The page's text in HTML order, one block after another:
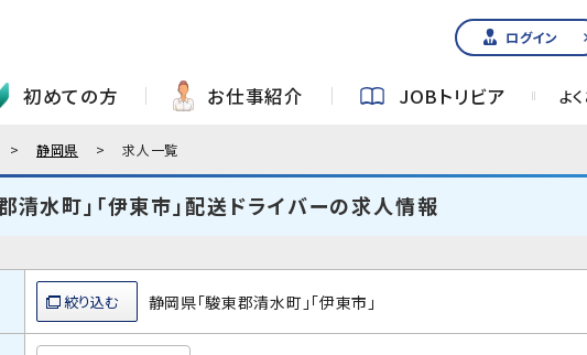
ログイン
初めての方 お仕事紹介 JOBトリビア よ
静岡県 求人一覧
清水町」「伊東市」配送ドライバーの求人情報
静岡県「駿東郡清水町」「伊東市」